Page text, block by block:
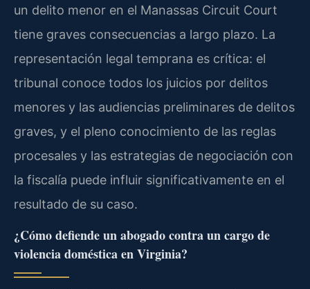
un delito menor en el Manassas Circuit Court
tiene graves consecuencias a largo plazo. La
representación legal temprana es crítica: el
tribunal conoce todos los juicios por delitos
menores y las audiencias preliminares de delitos
graves, y el pleno conocimiento de las reglas
procesales y las estrategias de negociación con
la fiscalía puede influir significativamente en el
resultado de su caso.
¿Cómo defiende un abogado contra un cargo de
violencia doméstica en Virginia?